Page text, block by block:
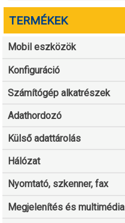
TERMÉKEK
Mobil eszközök
Konfiguráció
Számítógép alkatrészek
Adathordozó
Külső adattárolás
Hálózat
Nyomtató, szkenner, fax
Megjelenítés és multimédia